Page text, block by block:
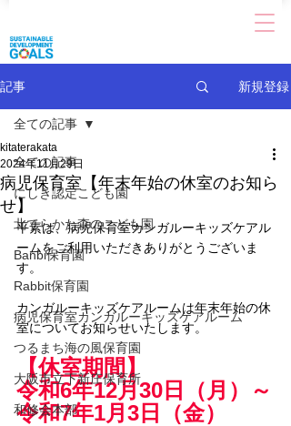
記事 新規登録
全ての記事
にしき認定こども園
北てらかた森のこども園
Banbi保育園
Rabbit保育園
病児保育室カンガルーキッズケアルーム
つるまち海の風保育園
大阪市立下新庄保育所
和修会本部
全ての記事
病児保育室【年末年始の休室のお知ら
せ】
kitaterakata
2024年11月29日
平素は、病児保育室カンガルーキッズケアル
ームをご利用いただきありがとうございま
す。
カンガルーキッズケアルームは年末年始の休
室についてお知らせいたします。
【休室期間】
令和6年12月30日（月）～
令和7年1月3日（金）